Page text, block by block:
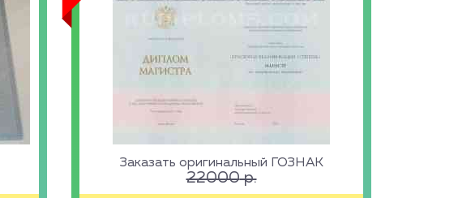
Заказать оригинальный ГОЗНАК
22000р.